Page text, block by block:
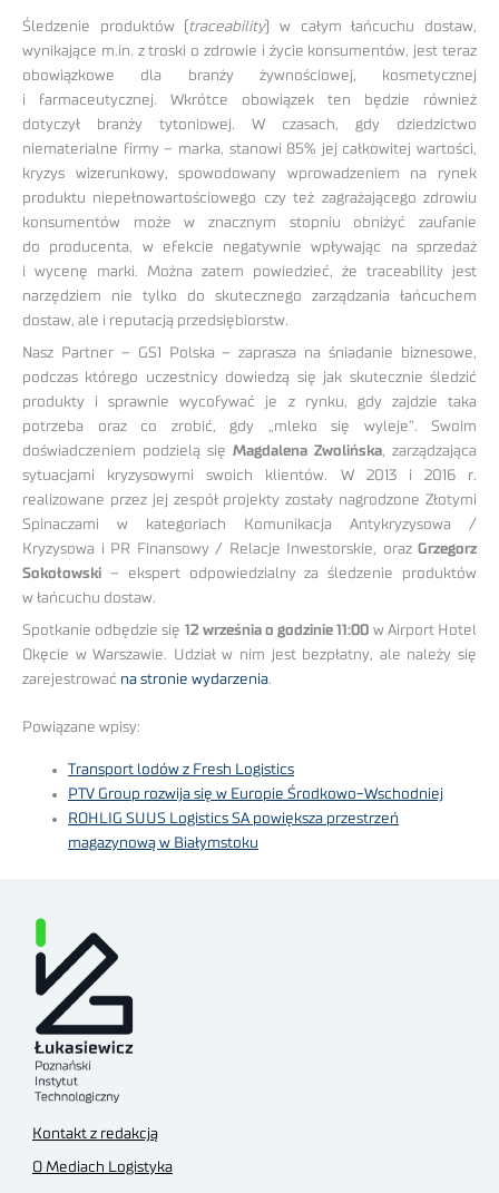
Śledzenie produktów ( traceability) w całym łańcuchu dostaw,
wynikające m.in. z troski o zdrowie i życie konsumentów, jest teraz
obowiązkowe dla branży żywnościowej, kosmetycznej
i farmaceutycznej. Wkrótce obowiązek ten będzie również
dotyczył branży tytoniowej. W czasach, gdy dziedzictwo
niematerialne firmy – marka, stanowi 85% jej całkowitej wartości,
kryzys wizerunkowy, spowodowany wprowadzeniem na rynek
produktu niepełnowartościowego czy też zagrażającego zdrowiu
konsumentów może w znacznym stopniu obniżyć zaufanie
do producenta, w efekcie negatywnie wpływając na sprzedaż
i wycenę marki. Można zatem powiedzieć, że traceability jest
narzędziem nie tylko do skutecznego zarządzania łańcuchem
dostaw, ale i reputacją przedsiębiorstw.
Nasz Partner – GS1 Polska – zaprasza na śniadanie biznesowe,
podczas którego uczestnicy dowiedzą się jak skutecznie śledzić
produkty i sprawnie wycofywać je z rynku, gdy zajdzie taka
potrzeba oraz co zrobić, gdy „mleko się wyleje”. Swoim
doświadczeniem podzielą się Magdalena Zwolińska, zarządzająca
sytuacjami kryzysowymi swoich klientów. W 2013 i 2016 r.
realizowane przez jej zespół projekty zostały nagrodzone Złotymi
Spinaczami w kategoriach Komunikacja Antykryzysowa /
Kryzysowa i PR Finansowy / Relacje Inwestorskie, oraz Grzegorz
Sokołowski – ekspert odpowiedzialny za śledzenie produktów
w łańcuchu dostaw.
Spotkanie odbędzie się 12 września o godzinie 11:00 w Airport Hotel
Okęcie w Warszawie. Udział w nim jest bezpłatny, ale należy się
zarejestrować na stronie wydarzenia.
Powiązane wpisy:
Transport lodów z Fresh Logistics
PTV Group rozwija się w Europie Środkowo-Wschodniej
ROHLIG SUUS Logistics SA powiększa przestrzeń
magazynową w Białymstoku
Kontakt z redakcją
O Mediach Logistyka